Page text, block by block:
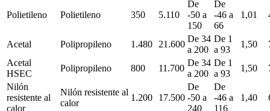
Polietileno Polietileno 350 5.110
De
-50 a
150
De
-46 a
66
1,01
Acetal Polipropileno 1.480 21.600
De 34
a 200
De 1
a 93
1,50
Acetal
HSEC
Polipropileno 800 11.700
De 34
a 200
De 1
a 93
1,50
Nilón
resistente al
calor
Nilón resistente al
calor
1.200 17.500
De
-50 a
240
De
-46 a
116
1,40